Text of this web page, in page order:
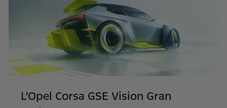
L'Opel Corsa GSE Vision Gran